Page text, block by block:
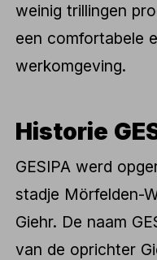
weinig trillingen
een comfortabele
werkomgeving.
Historie
GESIPA werd
stadje Mörfelden-
Giehr. De naam
van de oprichter